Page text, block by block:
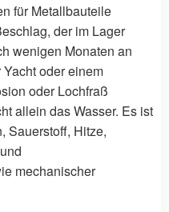
für Metallbauteile
der im Lager
wenigen Monaten an
oder einem
oder Lochfraß
allein das Wasser. Es ist
Sauerstoff, Hitze,
mechanischer